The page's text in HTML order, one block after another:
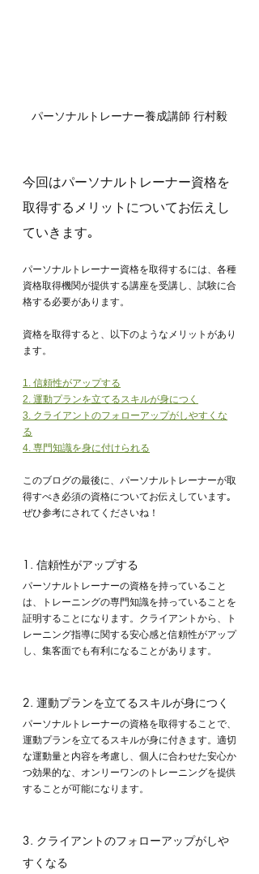
パーソナルトレーナー養成講師 行村毅
今回はパーソナルトレーナー資格を
取得するメリットについてお伝えし
ていきます｡
パーソナルトレーナー資格を取得するには、各種
資格取得機関が提供する講座を受講し、試験に合
格する必要があります。
資格を取得すると、以下のようなメリットがあり
ます。
1. 信頼性がアップする
2. 運動プランを立てるスキルが身につく
3. クライアントのフォローアップがしやすくな
る
4. 専門知識を身に付けられる
このブログの最後に、パーソナルトレーナーが取
得すべき必須の資格についてお伝えしています｡
ぜひ参考にされてくださいね！
1. 信頼性がアップする
パーソナルトレーナーの資格を持っていること
は、トレーニングの専門知識を持っていることを
証明することになります。クライアントから、ト
レーニング指導に関する安心感と信頼性がアップ
し、集客面でも有利になることがあります。
2. 運動プランを立てるスキルが身につく
パーソナルトレーナーの資格を取得することで、
運動プランを立てるスキルが身に付きます。適切
な運動量と内容を考慮し、個人に合わせた安心か
つ効果的な、オンリーワンのトレーニングを提供
することが可能になります。
3. クライアントのフォローアップがしや
すくなる